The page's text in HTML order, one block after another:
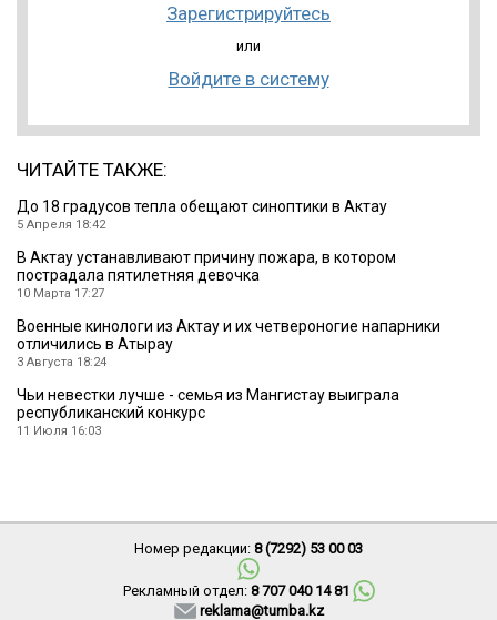
Зарегистрируйтесь
или
Войдите в систему
ЧИТАЙТЕ ТАКЖЕ:
До 18 градусов тепла обещают синоптики в Актау
5 Апреля 18:42
В Актау устанавливают причину пожара, в котором
пострадала пятилетняя девочка
10 Марта 17:27
Военные кинологи из Актау и их четвероногие напарники
отличились в Атырау
3 Августа 18:24
Чьи невестки лучше - семья из Мангистау выиграла
республиканский конкурс
11 Июля 16:03
Номер редакции: 8 (7292) 53 00 03
Рекламный отдел: 8 707 040 14 81
reklama@tumba.kz